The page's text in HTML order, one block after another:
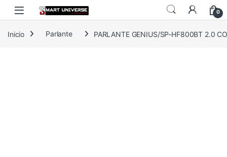
Skip to navigation
Skip to content
0
Inicio Parlante PARLANTE GENIUS/SP-HF800BT 2.0